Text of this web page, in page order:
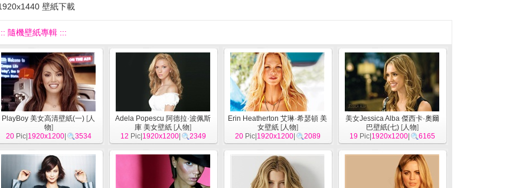
壁紙下載
隨機壁紙專輯 :::
PlayBoy 美女高清壁紙(一) [人
物]
20Pic| 1920x1200| 3534
Adela Popescu 阿德拉·波佩斯
庫 美女壁紙 [人物]
12 Pic| 1920x1200| 2349
Erin Heatherton 艾琳·希瑟頓 美
女壁紙[人物]
20Pic| 1920x1200| 2089
美女Jessica Alba 傑西卡·奧爾
巴壁紙(七)[人物]
19Pic| 1920x1200| 6165